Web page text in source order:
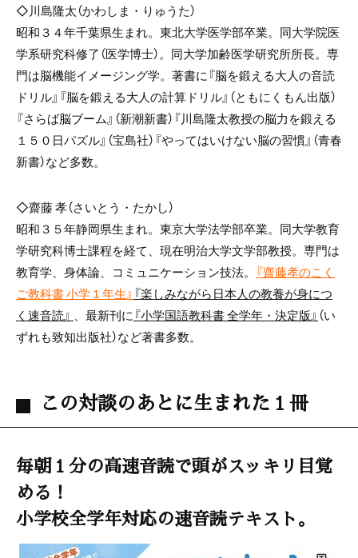
◇川島隆太（かわしま・りゅうた）
昭和３４年千葉県生まれ。東北大学医学部卒業。同大学院医
学系研究科修了（医学博士）。同大学加齢医学研究所所長。専
門は脳機能イメージング学。著書に『脳を鍛える大人の音読
ドリル』『脳を鍛える大人の計算ドリル』（ともにくもん出版）
『さらば脳ブーム』（新潮新書）『川島隆太教授の脳力を鍛える
１５０日パズル』（宝島社）『やってはいけない脳の習慣』（青春
新書）など多数。
◇齋藤 孝（さいとう・たかし）
昭和３５年静岡県生まれ。東京大学法学部卒業。同大学教育
学研究科博士課程を経て、現在明治大学文学部教授。専門は
教育学、身体論、コミュニケーション技法。 『齋藤孝のこく
ご教科書 小学１年生』 『楽しみながら日本人の教養が身につ
く速音読』 、最新刊に『小学国語教科書 全学年・決定版』 （い
ずれも致知出版社）など著書多数。
この対談のあとに生まれた１冊
毎朝１分の高速音読で頭がスッキリ目覚
める！
小学校全学年対応の速音読テキスト。